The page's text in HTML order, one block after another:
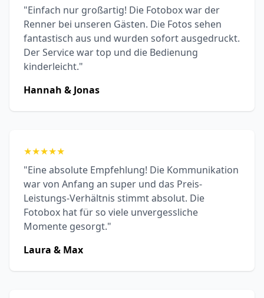
"Einfach nur großartig! Die Fotobox war der
Renner bei unseren Gästen. Die Fotos sehen
fantastisch aus und wurden sofort ausgedruckt.
Der Service war top und die Bedienung
kinderleicht."
Hannah & Jonas
★★★★★
"Eine absolute Empfehlung! Die Kommunikation
war von Anfang an super und das Preis-
Leistungs-Verhältnis stimmt absolut. Die
Fotobox hat für so viele unvergessliche
Momente gesorgt."
Laura & Max